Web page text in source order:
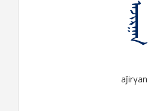
ᠠᠵᠢᠷᠭᠠᠨ
aǰirγan